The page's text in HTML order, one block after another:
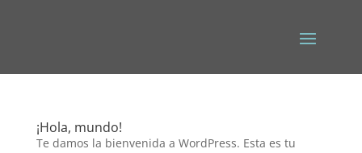
¡Hola, mundo!
Te damos la bienvenida a WordPress. Esta es tu